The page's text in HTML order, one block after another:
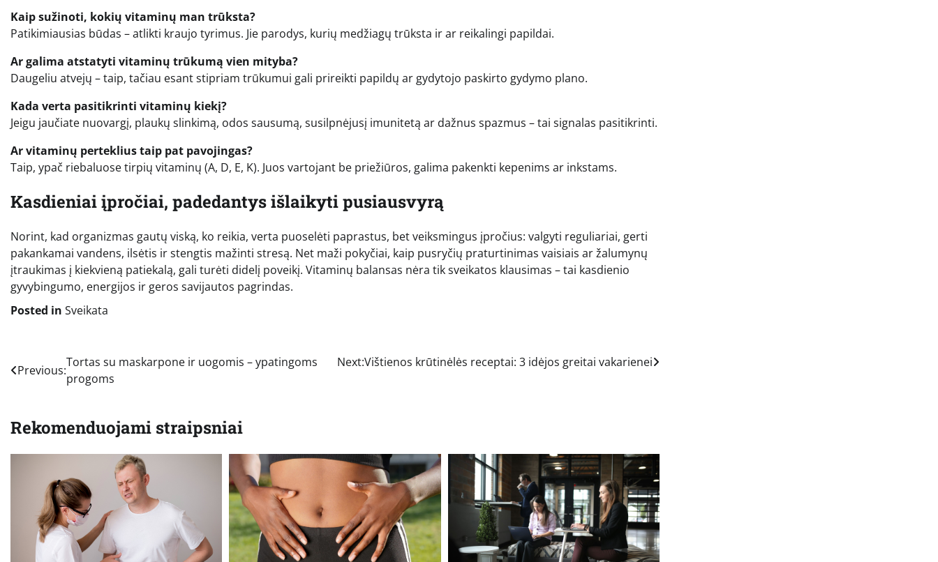
Kaip sužinoti, kokių vitaminų man trūksta?
Patikimiausias būdas – atlikti kraujo tyrimus. Jie parodys, kurių medžiagų trūksta ir ar reikalingi papildai.
Ar galima atstatyti vitaminų trūkumą vien mityba?
Daugeliu atvejų – taip, tačiau esant stipriam trūkumui gali prireikti papildų ar gydytojo paskirto gydymo plano.
Kada verta pasitikrinti vitaminų kiekį?
Jeigu jaučiate nuovargį, plaukų slinkimą, odos sausumą, susilpnėjusį imunitetą ar dažnus spazmus – tai signalas pasitikrinti.
Ar vitaminų perteklius taip pat pavojingas?
Taip, ypač riebaluose tirpių vitaminų (A, D, E, K). Juos vartojant be priežiūros, galima pakenkti kepenims ar inkstams.
Kasdieniai įpročiai, padedantys išlaikyti pusiausvyrą
Norint, kad organizmas gautų viską, ko reikia, verta puoselėti paprastus, bet veiksmingus įpročius: valgyti reguliariai, gerti
pakankamai vandens, ilsėtis ir stengtis mažinti stresą. Net maži pokyčiai, kaip pusryčių praturtinimas vaisiais ar žalumynų
įtraukimas į kiekvieną patiekalą, gali turėti didelį poveikį. Vitaminų balansas nėra tik sveikatos klausimas – tai kasdienio
gyvybingumo, energijos ir geros savijautos pagrindas.
Posted in Sveikata
Navigacija
įrašų
Previous:
Tortas su maskarpone ir uogomis – ypatingoms
progoms
Next:Vištienos krūtinėlės receptai: 3 idėjos greitai vakarienei
Rekomenduojami straipsniai